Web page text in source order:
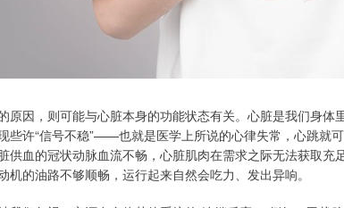
原因，则可能与心脏本身的功能状态有关。心脏是我们身
些许“信号不稳”——也就是医学上所说的心律失常，心跳就
供血的冠状动脉血流不畅，心脏肌肉在需求之际无法获取
机的油路不够顺畅，运行起来自然会吃力、发出异响。